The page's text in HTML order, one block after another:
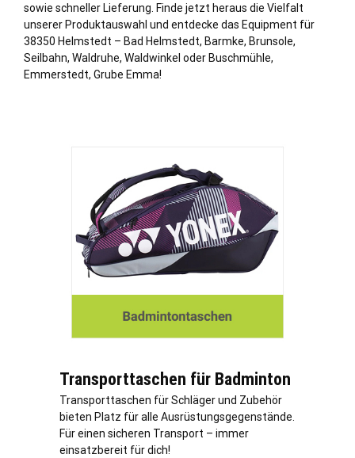
sowie schneller Lieferung. Finde jetzt heraus die Vielfalt
unserer Produktauswahl und entdecke das Equipment für
38350 Helmstedt – Bad Helmstedt, Barmke, Brunsole,
Seilbahn, Waldruhe, Waldwinkel oder Buschmühle,
Emmerstedt, Grube Emma!
Transporttaschen für Badminton
Transporttaschen für Schläger und Zubehör
bieten Platz für alle Ausrüstungsgegenstände.
Für einen sicheren Transport – immer
einsatzbereit für dich!